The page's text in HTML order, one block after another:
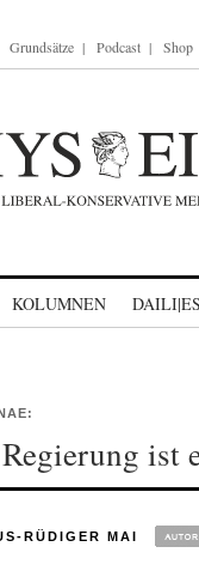
Grundsätze Podcast Shop
KOLUMNEN
ist
RÜDIGER MAI